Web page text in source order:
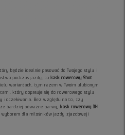
będzie idealnie pasować do Twojego stylu i
podczas jazdy, to kask rowerowy Shot
wariantach, tym razem w Twoim ulubionym
który dopasuje się do rowerowego stylu
i oczekiwania. Bez względu na to, czy
bardziej odważne barwy, kask rowerowy DH
dla miłośników jazdy zjazdowej i